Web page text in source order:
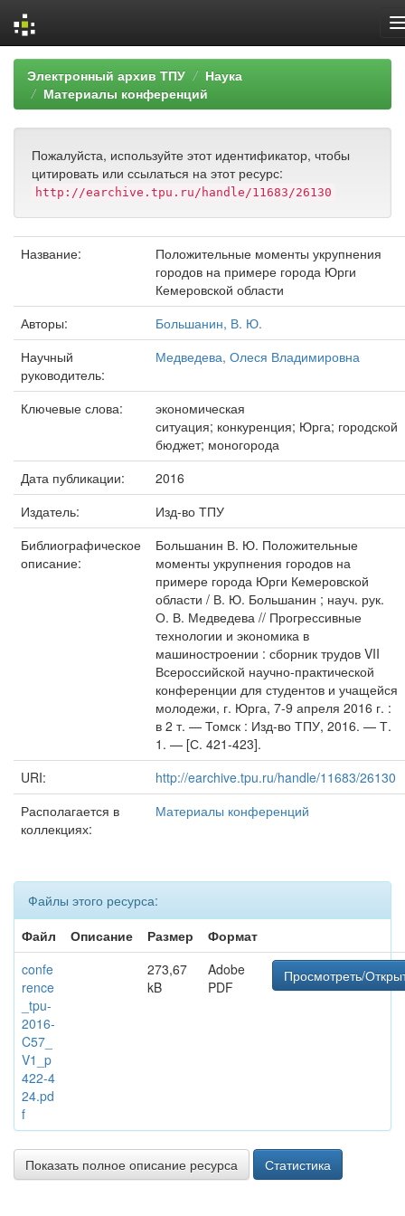
Skip
navigation
Электронный архив ТПУ
Наука
Материалы конференций
Пожалуйста, используйте этот идентификатор, чтобы
цитировать или ссылаться на этот ресурс:
http://earchive.tpu.ru/handle/11683/26130
Название:
Положительные моменты укрупнения
городов на примере города Юрги
Кемеровской области
Авторы:
Большанин, В. Ю.
Научный
руководитель:
Медведева, Олеся Владимировна
Ключевые слова:
экономическая
ситуация; конкуренция; Юрга; городской
бюджет; моногорода
Дата публикации:
2016
Издатель:
Изд-во ТПУ
Библиографическое
описание:
Большанин В. Ю. Положительные
моменты укрупнения городов на
примере города Юрги Кемеровской
области / В. Ю. Большанин ; науч. рук.
О. В. Медведева // Прогрессивные
технологии и экономика в
машиностроении : сборник трудов VII
Всероссийской научно-практической
конференции для студентов и учащейся
молодежи, г. Юрга, 7-9 апреля 2016 г. :
в 2 т. — Томск : Изд-во ТПУ, 2016. — Т.
1. — [С. 421-423].
URI:
http://earchive.tpu.ru/handle/11683/26130
Располагается в
коллекциях:
Материалы конференций
Файлы этого ресурса:
Файл
Описание Размер
Формат
confe
rence
_tpu-
2016-
C57_
V1_p
422-4
24.pd
f
273,67
kB
Adobe
PDF
Просмотреть/
Показать полное описание ресурса Статистика